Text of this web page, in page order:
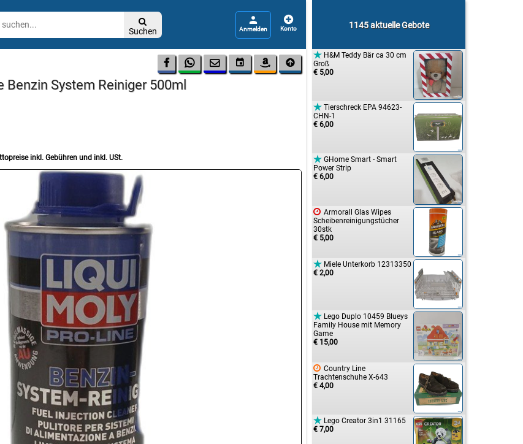

Suchen
 
1145 aktuelle Gebote
 H&M Teddy Bär ca 30 cm
Groß
€ 5,00
 Tierschreck EPA 94623-
CHN-1
€ 6,00
 GHome Smart - Smart
Power Strip
€ 6,00
 Armorall Glas Wipes
Scheibenreinigungstücher
30stk
€ 5,00
 Miele Unterkorb 12313350
€ 2,00
 Lego Duplo 10459 Blueys
Family House mit Memory
Game
€ 15,00
 Country Line
Trachtenschuhe X-643
€ 4,00
 Lego Creator 3in1 31165
€ 7,00
     
Benzin System Reiniger 500ml
inkl. Gebühren und inkl. USt.